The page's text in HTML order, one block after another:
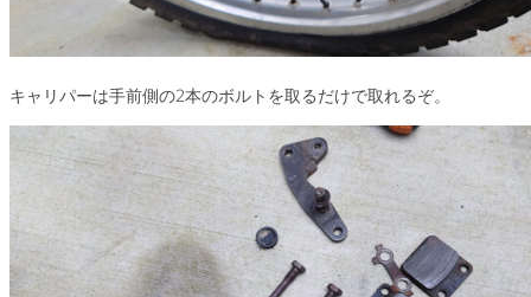
キャリパーは手前側の2本のボルトを取るだけで取れるぞ。